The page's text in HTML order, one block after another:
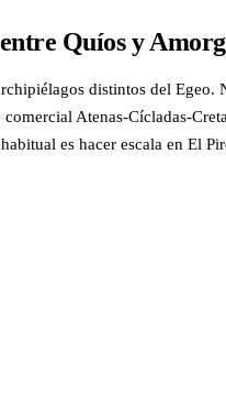
Quíos y
distintos del Egeo.
Atenas-Cícladas-
es hacer escala en El